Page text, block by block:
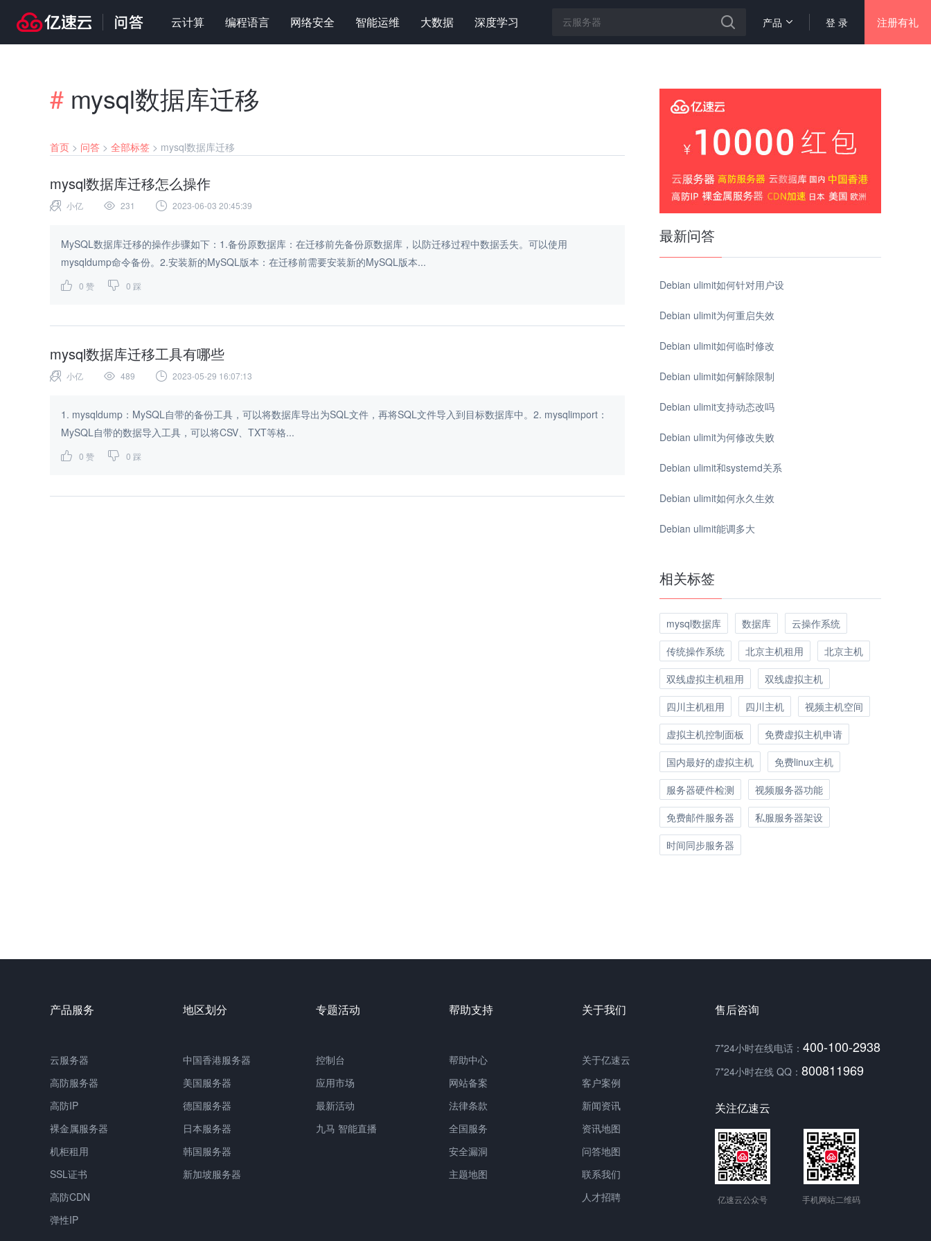
云计算 编程语言 网络安全 智能运维 大数据 深度学习 登 录 注册有礼
产品
# mysql数据库迁移
首页 > 问答 > 全部标签 > mysql数据库迁移
mysql数据库迁移怎么操作
小亿 231 2023-06-03 20:45:39
MySQL数据库迁移的操作步骤如下：1.备份原数据库：在迁移前先备份原数据库，以防迁移过程中数据丢失。可以使用
mysqldump命令备份。2.安装新的MySQL版本：在迁移前需要安装新的MySQL版本...
0 赞 0 踩
mysql数据库迁移工具有哪些
小亿 489 2023-05-29 16:07:13
1. mysqldump：MySQL自带的备份工具，可以将数据库导出为SQL文件，再将SQL文件导入到目标数据库中。2. mysqlimport：
MySQL自带的数据导入工具，可以将CSV、TXT等格...
0 赞 0 踩
最新问答
Debian ulimit如何针对用户设
Debian ulimit为何重启失效
Debian ulimit如何临时修改
Debian ulimit如何解除限制
Debian ulimit支持动态改吗
Debian ulimit为何修改失败
Debian ulimit和systemd关系
Debian ulimit如何永久生效
Debian ulimit能调多大
相关标签
mysql数据库 数据库
云操作系统
传统操作系统
北京主机租用
北京主机
双线虚拟主机租用
双线虚拟主机
四川主机租用
四川主机
视频主机空间
虚拟主机控制面板
免费虚拟主机申请
国内最好的虚拟主机
免费linux主机
服务器硬件检测
视频服务器功能
免费邮件服务器
私服服务器架设
时间同步服务器
产品服务
云服务器
高防服务器
高防IP
裸金属服务器
机柜租用
SSL证书
高防CDN
弹性IP
地区划分
中国香港服务器
美国服务器
德国服务器
日本服务器
韩国服务器
新加坡服务器
专题活动
控制台
应用市场
最新活动
九马 智能直播
帮助支持
帮助中心
网站备案
法律条款
全国服务
安全漏洞
主题地图
关于我们
关于亿速云
客户案例
新闻资讯
资讯地图
问答地图
联系我们
人才招聘
售后咨询
7*24小时在线电话： 400-100-2938
7*24小时在线 QQ： 800811969
关注亿速云
亿速云公众号 手机网站二维码